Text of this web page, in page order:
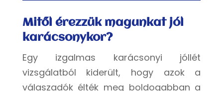
Mitől érezzük magunkat jól
karácsonykor?
Egy izgalmas karácsonyi jóllét
vizsgálatból kiderült, hogy azok a
válaszadók élték meg boldogabban a